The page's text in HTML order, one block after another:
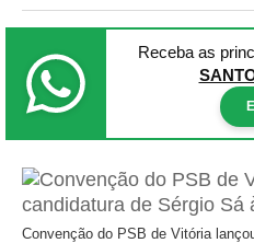
Receba as
Convenção do PSB de Vitória